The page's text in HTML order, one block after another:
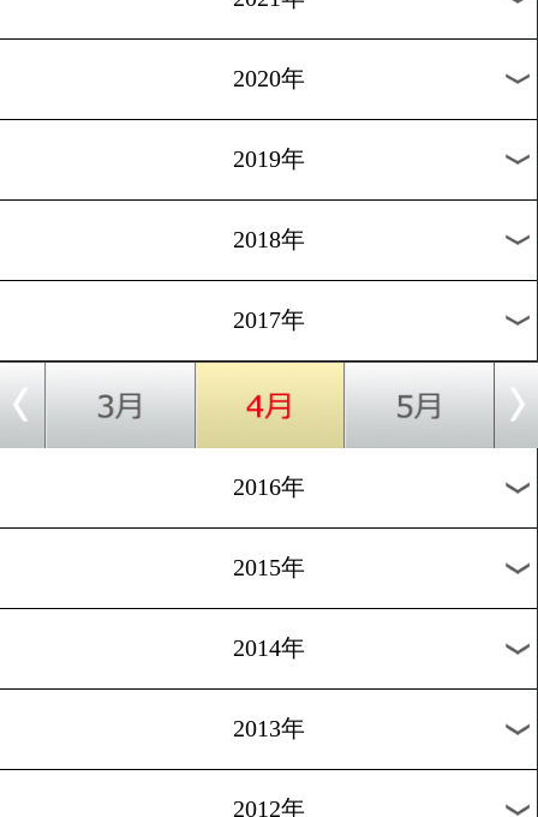
過去のニュース
2025年
2024年
2023年
2022年
2020年